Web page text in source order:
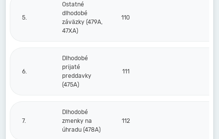
5.
Ostatné
dlhodobé
záväzky (479A,
47XA)
110
6.
Dlhodobé
prijaté
preddavky
(475A)
111
7.
Dlhodobé
zmenky na
úhradu (478A)
112